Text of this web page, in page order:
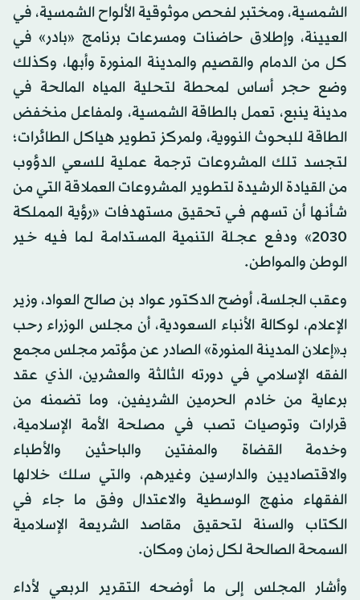
الشمسية، ومختبر لفحص موثوقية الألواح الشمسية، في
العيينة، وإطلاق حاضنات ومسرعات برنامج «بادر» في
كل من الدمام والقصيم والمدينة المنورة وأبها، وكذلك
وضع حجر أساس لمحطة لتحلية المياه المالحة في
مدينة ينبع، تعمل بالطاقة الشمسية، ولمفاعل منخفض
الطاقة للبحوث النووية، ولمركز تطوير هياكل الطائرات؛
لتجسد تلك المشروعات ترجمة عملية للسعي الدؤوب
من القيادة الرشيدة لتطوير المشروعات العملاقة التي مـن
شـأنـها أن تسهم فـي تحقيق مستهدفات «رؤية المملكة
2030» ودفـع عجـلة التنمية المسـتدامـة لـما فـيه خـير
الوطن والمواطن.
وعقب الجلسة، أوضح الدكتور عواد بن صالح العواد، وزير
الإعلام، لوكالة الأنباء السعودية، أن مجلس الوزراء رحب
بـ«إعلان المدينة المنورة» الصادر عن مؤتمر مجلس مجمع
الفقه الإسلامي في دورته الثالثة والعشرين، الذي عقد
برعاية من خادم الحرمين الشريفين، وما تضمنه من
قرارات وتوصيات تصب في مصلحة الأمة الإسلامية،
وخدمة القضاة والمفتين والباحثين والأطباء
والاقتصاديين والدارسين وغيرهم، والتي سلك خلالها
الفقهاء منهج الوسطية والاعتدال وفق ما جاء في
الكتاب والسنة لتحقيق مقاصد الشريعة الإسلامية
السمحة الصالحة لكل زمان ومكان.
وأشار المجلس إلى ما أوضحه التقرير الربعي لأداء